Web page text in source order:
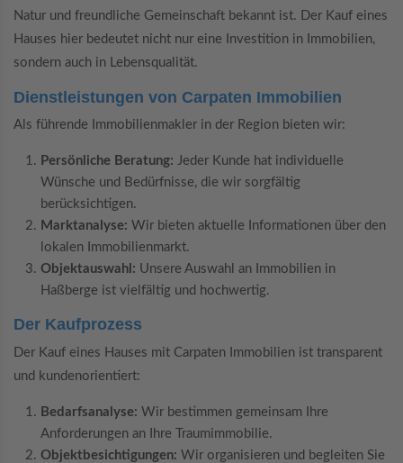
Natur und freundliche Gemeinschaft bekannt ist. Der Kauf eines
Hauses hier bedeutet nicht nur eine Investition in Immobilien,
sondern auch in Lebensqualität.
Dienstleistungen von Carpaten Immobilien
Als führende Immobilienmakler in der Region bieten wir:
Persönliche Beratung: Jeder Kunde hat individuelle
Wünsche und Bedürfnisse, die wir sorgfältig
berücksichtigen.
Marktanalyse: Wir bieten aktuelle Informationen über den
lokalen Immobilienmarkt.
Objektauswahl: Unsere Auswahl an Immobilien in
Haßberge ist vielfältig und hochwertig.
Der Kaufprozess
Der Kauf eines Hauses mit Carpaten Immobilien ist transparent
und kundenorientiert:
Bedarfsanalyse: Wir bestimmen gemeinsam Ihre
Anforderungen an Ihre Traumimmobilie.
Objektbesichtigungen: Wir organisieren und begleiten Sie